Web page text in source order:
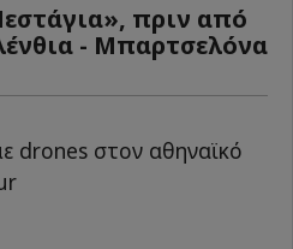
πριν από
- Μπαρτσελόνα